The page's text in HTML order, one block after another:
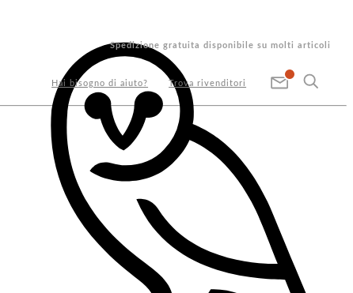
Spedizione gratuita disponibile su molti articoli
Hai bisogno di aiuto? Trova rivenditori